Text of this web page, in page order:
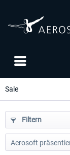
Sale
Filtern